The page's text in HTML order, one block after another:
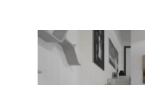
incorporada